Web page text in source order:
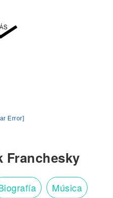
Error]
Franchesky
Música